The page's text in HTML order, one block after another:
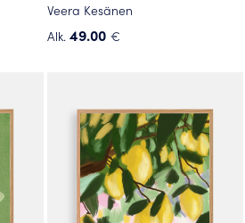
Veera Kesänen
Alk. 49.00 €
useampi
muunnelma.
tehdä
valinnat